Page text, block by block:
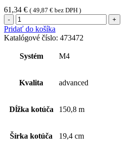
61,34 € ( 49,87 € bez DPH )
množstvo
Tork
Reflex™
papierová
utierka
Plus
kart.-
vrstvový,
Pridať do košíka
Katalógové číslo: 473472
Systém M4
Kvalita advanced
Dĺžka kotúča 150,8 m
Šírka kotúča 19,4 cm